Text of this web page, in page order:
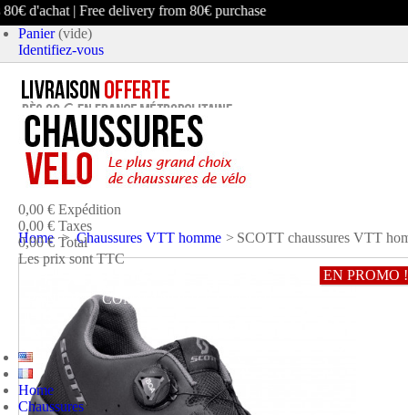
d'achat | Free delivery from 80€ purchase
Panier (vide)
Identifiez-vous
article (vide)
Aucun produit
0,00 € Expédition
0,00 € Taxes
0,00 € Total
Les prix sont TTC
COMMANDER ET PAYER
Home
Chaussures
Home > Chaussures VTT homme > SCOTT chaussures VTT
EN PROMO !